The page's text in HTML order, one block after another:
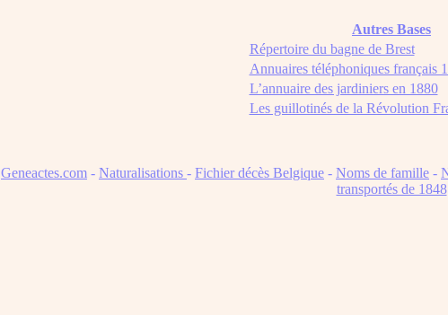
Autres Bases
Répertoire du bagne de Brest
Annuaires téléphoniques français
L’annuaire des jardiniers en 1880
Les guillotinés de la Révolution
Geneactes.com - Naturalisations - Fichier décès Belgique - Noms de famille -
transportés de 1848